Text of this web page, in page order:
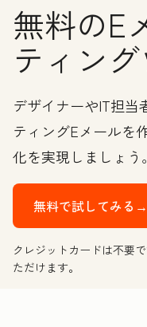
無料のE
ティン
デザイナーやIT担当
ティングEメールを
化を実現しましょう。
無料で試してみる→
クレジットカードは不要
ただけます。